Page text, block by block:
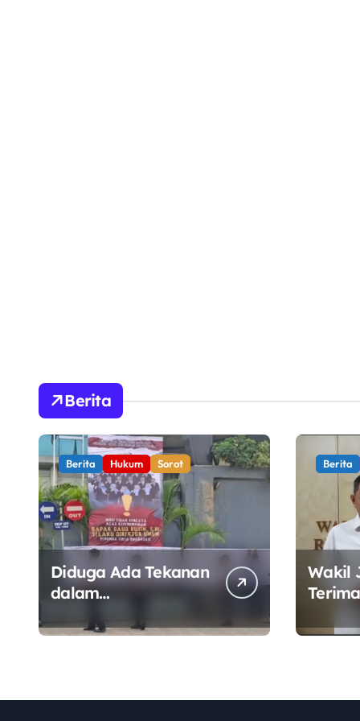
Berita
Berita Hukum Sorot
Diduga Ada Tekanan
dalam
Mosi Tidak Percaya,
Tirta Bhagasasi
Berita
Wakil